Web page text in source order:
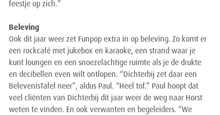
feestje op zich.”
Beleving
Ook dit jaar weer zet Funpop extra in op beleving. Zo komt er
een rockcafé met jukebox en karaoke, een strand waar je
kunt loungen en een snoezelachtige ruimte als je de drukte
en decibellen even wilt ontlopen. “Dichterbij zet daar een
BelevenisTafel neer”, aldus Paul. “Heel tof.” Paul hoopt dat
veel cliënten van Dichterbij dit jaar weer de weg naar Horst
weten te vinden. En ook verwanten en begeleiders. “We